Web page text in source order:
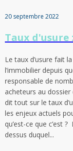
20 septembre 2022
Taux
Le taux d’usure fait
l’immobilier depuis
responsable de
acheteurs au
dit tout sur le taux
les enjeux actuels
qu’est-ce que c’est
dessus duquel...